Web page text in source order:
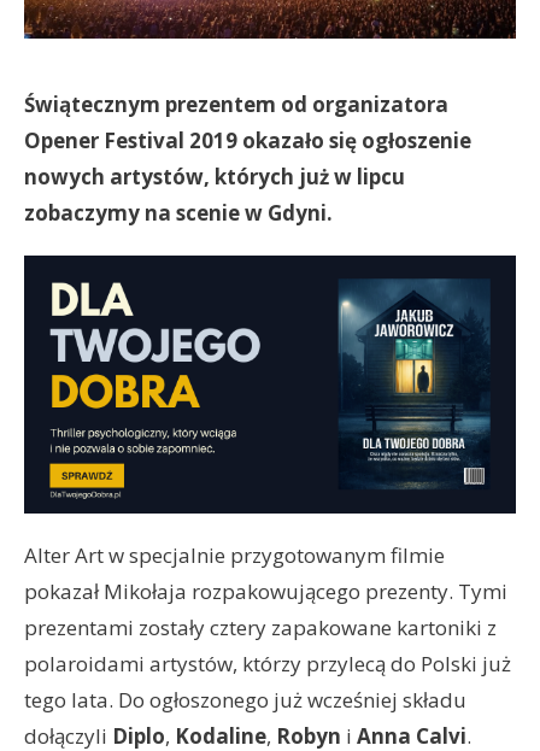
Świątecznym prezentem od organizatora
Opener Festival 2019 okazało się ogłoszenie
nowych artystów, których już w lipcu
zobaczymy na scenie w Gdyni.
Alter Art w specjalnie przygotowanym filmie
pokazał Mikołaja rozpakowującego prezenty. Tymi
prezentami zostały cztery zapakowane kartoniki z
polaroidami artystów, którzy przylecą do Polski już
tego lata. Do ogłoszonego już wcześniej składu
dołączyli Diplo, Kodaline, Robyn i Anna Calvi.